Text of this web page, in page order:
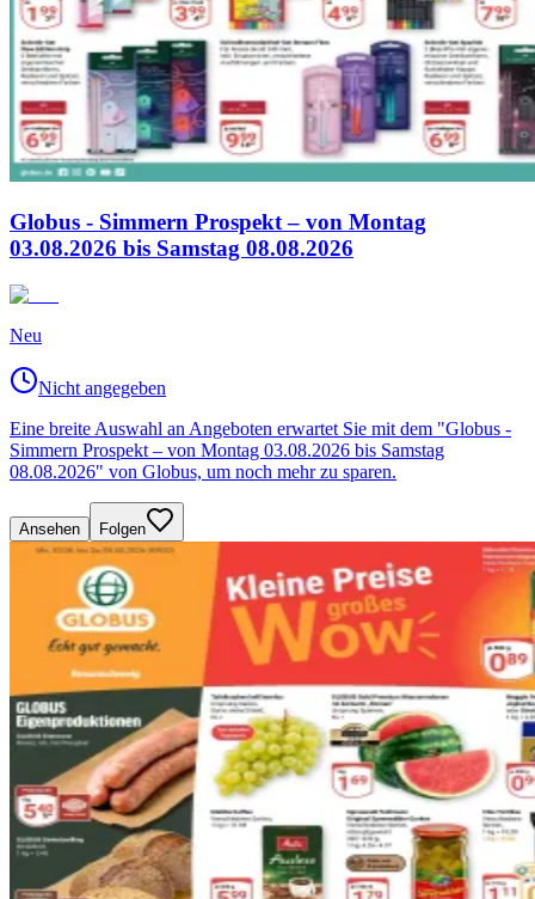
Globus - Simmern Prospekt – von Montag
03.08.2026 bis Samstag 08.08.2026
Neu
Nicht angegeben
Eine breite Auswahl an Angeboten erwartet Sie mit dem "Globus -
Simmern Prospekt – von Montag 03.08.2026 bis Samstag
08.08.2026" von Globus, um noch mehr zu sparen.
Ansehen Folgen